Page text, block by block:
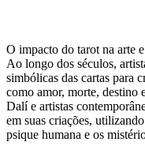
O impacto do tarot na arte
Ao longo dos séculos,
simbólicas das cartas para
como amor, morte, destino
Dalí e artistas
em suas criações,
psique humana e os